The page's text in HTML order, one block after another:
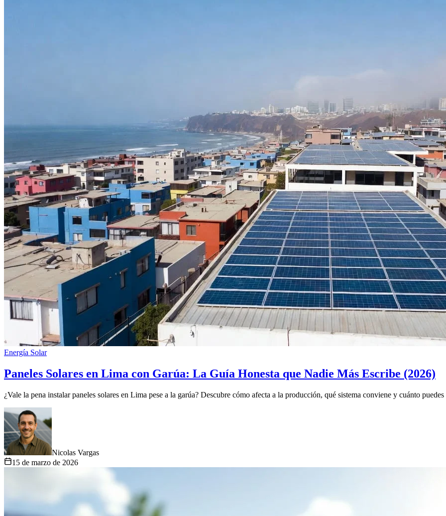
Energía Solar
Paneles Solares en Lima con Garúa: La Guía Honesta que Nadie Más Escribe (2026)
¿Vale la pena instalar paneles solares en Lima pese a la garúa? Descubre cómo afecta a la producción, qué sistema conviene y cuánto puedes
Nicolas Vargas
15 de marzo de 2026